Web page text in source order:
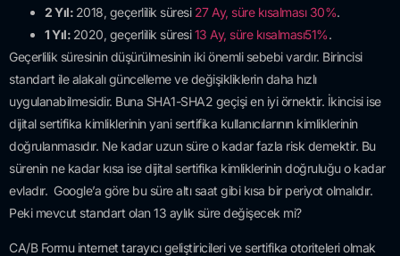
2Yıl: 2018, geçerlilik süresi 27 Ay, süre kısalması 30%.
1Yıl: 2020, geçerlilik süresi13 Ay, süre kısalması51%.
Geçerlilik süresinin düşürülmesinin iki önemli sebebi vardır. Birincisi
standart ile alakalı güncelleme ve değişikliklerin daha hızlı
uygulanabilmesidir. Buna SHA1-SHA2 geçişi en iyi örnektir. İkincisi ise
dijital sertifika kimliklerinin yani sertifika kullanıcılarının kimliklerinin
doğrulanmasıdır. Ne kadar uzun süre o kadar fazla risk demektir. Bu
sürenin ne kadar kısa ise dijital sertifika kimliklerinin doğruluğu o kadar
evladır. Google’a göre bu süre altı saat gibi kısa bir periyot olmalıdır.
Peki mevcut standart olan 13 aylık süre değişecek mi?
CA/B Formu internet tarayıcı geliştiricileri ve sertifika otoriteleri olmak